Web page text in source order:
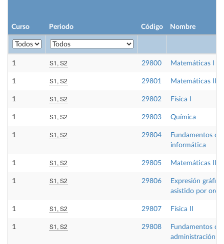
Curso Periodo Código Nombre
1 S1, S2 29800 Matemáticas I
1 S1, S2 29801 Matemáticas II
1 S1, S2 29802 Física I
1 S1, S2 29803 Química
1 S1, S2 29804
Fundamentos de
informática
1 S1, S2 29805 Matemáticas III
1 S1, S2 29806
Expresión
asistido por
1 S1, S2 29807 Física II
1 S1, S2 29808
Fundamentos de
administración